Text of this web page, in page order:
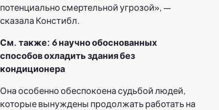
потенциально смертельной угрозой», —
сказала Констибл.
См. также: 6 научно обоснованных
способов охладить здания без
кондиционера
Она особенно обеспокоена судьбой людей,
которые вынуждены продолжать работать на